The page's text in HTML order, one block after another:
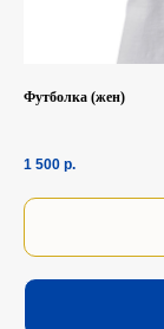
Футболка (жен)
1 500 р.